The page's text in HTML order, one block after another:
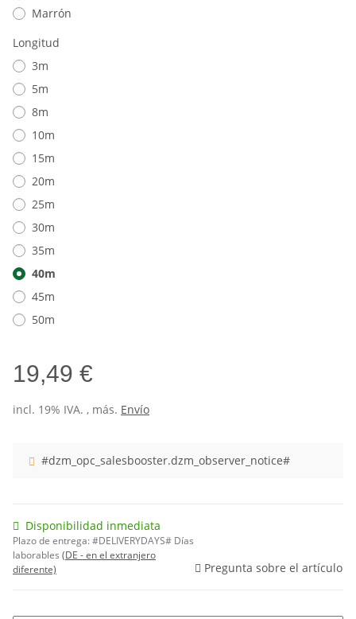
Marrón
Longitud
3m
5m
8m
10m
15m
20m
25m
30m
35m
40m
45m
50m
19,49 €
incl. 19% IVA. , más. Envío
#dzm_opc_salesbooster.dzm_observer_notice#
Disponibilidad inmediata
Plazo de entrega:#DELIVERYDAYS# Días
laborables (DE - en el extranjero
diferente)
Pregunta sobre el artículo